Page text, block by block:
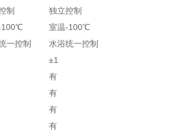
制
独立控制
100℃
室温-100℃
一控制
水浴统一控制
±1
有
有
有
有